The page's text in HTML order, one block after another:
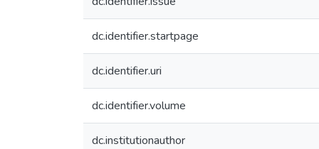
dc.identifier.startpage
dc.identifier.uri
dc.identifier.volume
dc.institutionauthor